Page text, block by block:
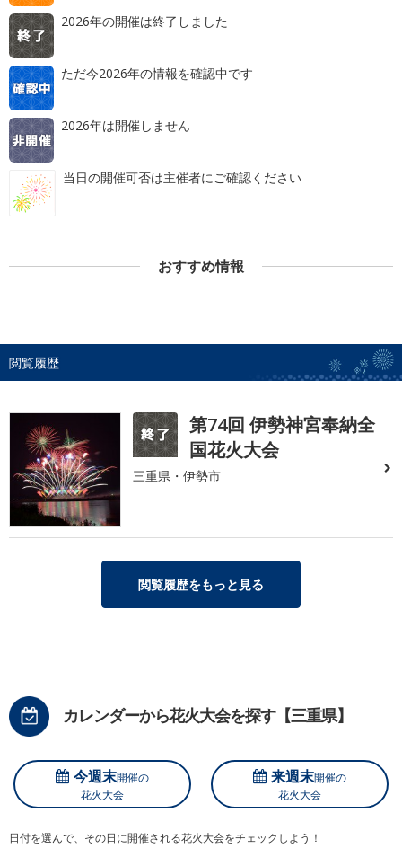
2026年の開催は終了しました
ただ今2026年の情報を確認中です
2026年は開催しません
当日の開催可否は主催者にご確認ください
おすすめ情報
閲覧履歴
第74回 伊勢神宮奉納全
国花火大会
三重県・伊勢市
閲覧履歴をもっと見る
カレンダーから花火大会を探す【三重県】
今週末開催の
花火大会
来週末開催の
花火大会
日付を選んで、その日に開催される花火大会をチェックしよう！